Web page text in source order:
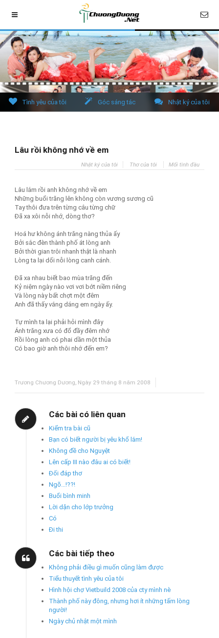
Tình yêu của tôi Góc sáng tác Nhật ký của tôi
Lâu rồi không nhớ về em
Nhật ký của tôi Thơ của tôi Mối tình đầu
Lâu lắm rồi anh không nhớ về em
Những buổi trăng lên không còn vương sương cũ
Tay thôi đưa trên từng câu từng chữ
Đã xa xôi nỗi nhớ, dòng thơ?
Hoá hư không ánh trăng nàng thủa ấy
Bởi sắc đèn thành phố át lòng anh
Bởi thời gian trôi nhanh thật là nhanh
Lòng ta lại dối nỗi lòng canh cánh.
Đã xa nhau biết bao mùa trăng đến
Kỷ niệm ngày nào vơi vơi bớt niềm riêng
Và lòng này bất chợt một đêm
Anh đã thấy vắng dáng em ngày ấy.
Tự mình ta lại phải hỏi mình đây
Ánh trăng xưa có đổ đầy đêm nhớ
Rồi lòng anh có phai dần một thủa
Có bao giờ anh thôi nhớ đến em?
Trương Chương Dương, Ngày 29 tháng 8 năm 2008
Các bài có liên quan
Kiểm tra bài cũ
Bạn có biết người bị yêu khổ lắm!
Không đề cho Nguyệt
Lên cấp III nào đâu ai có biết!
Đối đáp thơ
Ngõ...!??!
Buổi bình minh
Lời dặn cho lớp trưởng
Có
Đi thi
Các bài tiếp theo
Không phải điều gì muốn cũng làm được
Tiểu thuyết tình yêu của tôi
Hình hội chợ Vietbuild 2008 của cty mình nè
Thành phố này đông, nhưng hơi ít những tấm lòng
người!
Ngày chủ nhật một mình